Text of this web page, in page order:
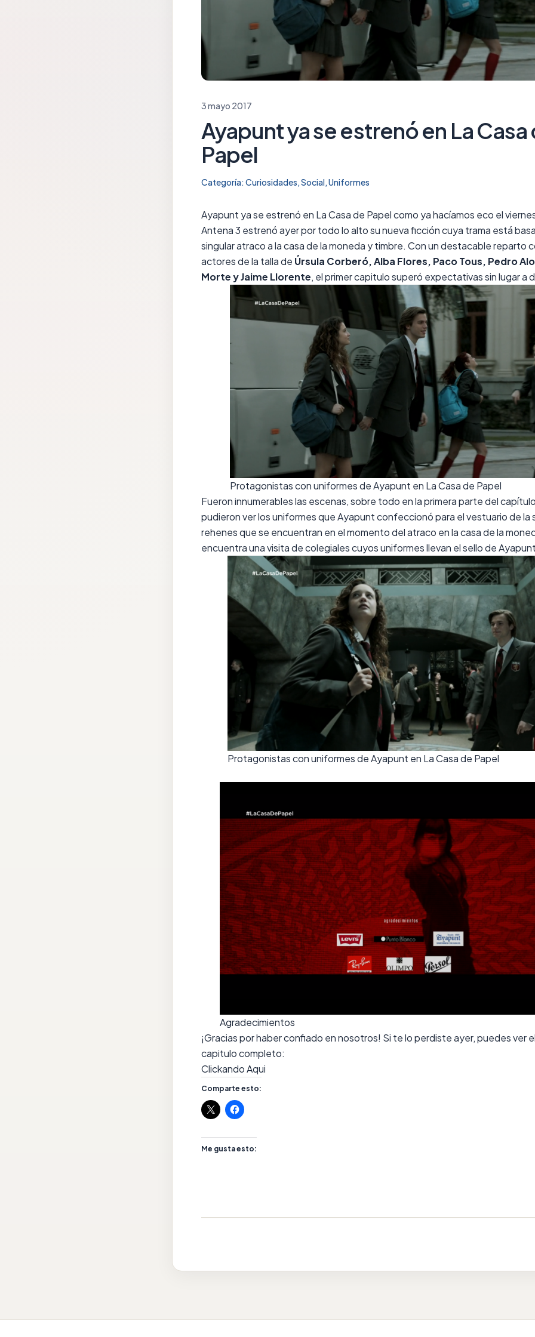
3 mayo 2017
Ayapunt ya se estrenó en La Casa
Papel
Categoría: Curiosidades, Social, Uniformes
Ayapunt ya se estrenó en La Casa de Papel como ya hacíamos eco el
Antena 3 estrenó ayer por todo lo alto su nueva ficción cuya trama está
singular atraco a la casa de la moneda y timbre. Con un destacable reparto
actores de la talla de Úrsula Corberó, Alba Flores, Paco Tous, Pedro
Morte y Jaime Llorente, el primer capitulo superó expectativas sin lugar a
Protagonistas con uniformes de Ayapunt en La Casa de Papel
Fueron innumerables las escenas, sobre todo en la primera parte del
pudieron ver los uniformes queAyapuntconfeccionó para el vestuario de la
rehenes que se encuentran en el momento del atraco en la casa de la
encuentra una visita de colegiales cuyos uniformes llevan el sello de
Protagonistas con uniformes de Ayapunt en La Casa de Papel
Agradecimientos
¡Gracias por haber confiado en nosotros! Si te lo perdiste ayer, puedes ver
capitulo completo:
Clickando Aqui
Comparte esto:
Me gusta esto: